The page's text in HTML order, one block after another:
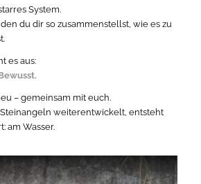
System.
du dir so zusammenstellst, wie es zu
es aus:
– gemeinsam mit euch.
weiterentwickelt, entsteht
am Wasser.